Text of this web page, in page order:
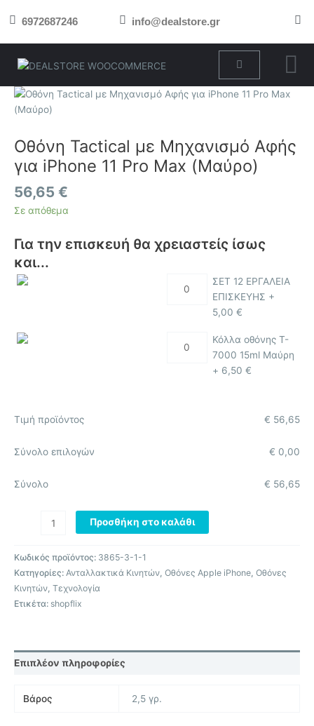
στο 6972687246 info@dealstore.gr
Cart
Οθόνη Tactical με Μηχανισμό Αφής
για iPhone 11 Pro Max (Μαύρο)
56,65 €
Σε απόθεμα
Για την επισκευή θα χρειαστείς ίσως
και...
ΣΕΤ 12 ΕΡΓΑΛΕΙΑ
ΕΠΙΣΚΕΥΗΣ +
5,00 €
Κόλλα οθόνης T-
7000 15ml Μαύρη
+ 6,50 €
Τιμή προϊόντος 56,65
€
Σύνολο επιλογών 0,00
€
Σύνολο 56,65
€
Οθόνη
Tactical
Μηχανισμό
Αφής
για
iPhone
11
Pro
(Μαύρο)
ποσότητα
Προσθήκη στο καλάθι
Κωδικός προϊόντος: 3865-3-1-1
Κατηγορίες: Ανταλλακτικά Κινητών, Οθόνες Apple iPhone, Οθόνες
Κινητών, Τεχνολογία
Ετικέτα: shopflix
Επιπλέον πληροφορίες
Βάρος 2,5 γρ.